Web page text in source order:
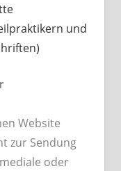
und
Website
zur Sendung
oder